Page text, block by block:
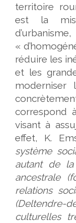
territoire
est la
«
réduire les
et les
moderniser
correspond
visant à
effet, K.
système
autant de la
ancestrale
relations
(Deltendre-
culturelles